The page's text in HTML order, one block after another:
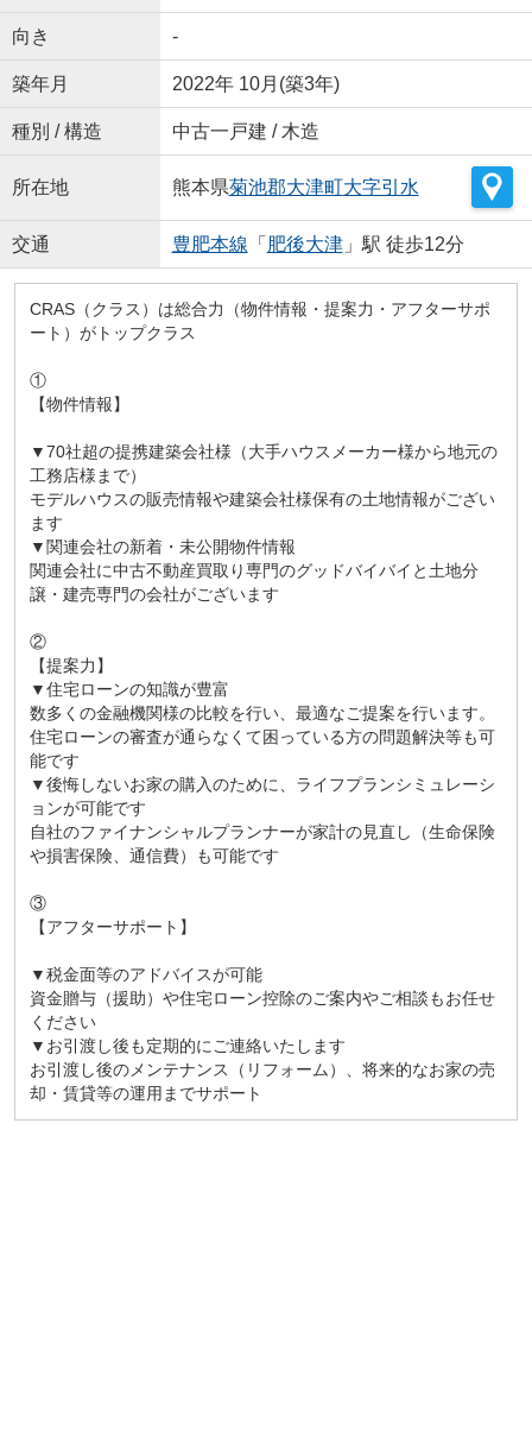
向き -
築年月 2022年 10月(築3年)
種別 / 構造 中古一戸建 / 木造
所在地 熊本県菊池郡大津町大字引水
交通 豊肥本線 「 肥後大津」駅 徒歩12分
CRAS（クラス）は総合力（物件情報・提案力・アフターサポ
ート）がトップクラス
①
【物件情報】
▼70社超の提携建築会社様（大手ハウスメーカー様から地元の
工務店様まで）
モデルハウスの販売情報や建築会社様保有の土地情報がござい
ます
▼関連会社の新着・未公開物件情報
関連会社に中古不動産買取り専門のグッドバイバイと土地分
譲・建売専門の会社がございます
②
【提案力】
▼住宅ローンの知識が豊富
数多くの金融機関様の比較を行い、最適なご提案を行います。
住宅ローンの審査が通らなくて困っている方の問題解決等も可
能です
▼後悔しないお家の購入のために、ライフプランシミュレーシ
ョンが可能です
自社のファイナンシャルプランナーが家計の見直し（生命保険
や損害保険、通信費）も可能です
③
【アフターサポート】
▼税金面等のアドバイスが可能
資金贈与（援助）や住宅ローン控除のご案内やご相談もお任せ
ください
▼お引渡し後も定期的にご連絡いたします
お引渡し後のメンテナンス（リフォーム）、将来的なお家の売
却・賃貸等の運用までサポート